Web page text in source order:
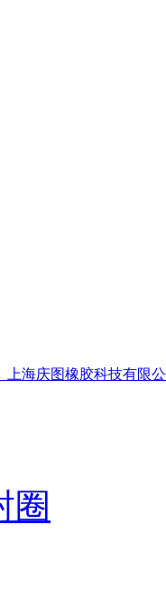
上海庆图橡胶科技有限
圈